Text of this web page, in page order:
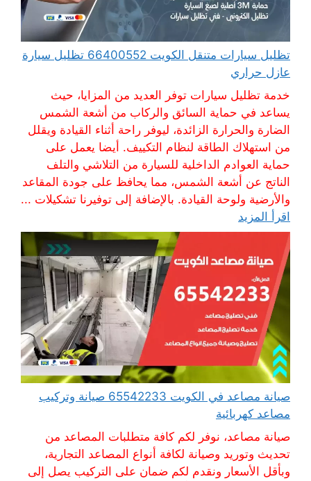
تظليل سيارات متنقل الكويت 66400552 تظليل سيارة
عازل حراري
خدمة تظليل سيارات توفر العديد من المزايا، حيث
يساعد في حماية السائق والركاب من أشعة الشمس
الضارة والحرارة الزائدة، ليوفر راحة أثناء القيادة ويقلل
من استهلاك الطاقة لنظام التكييف. أيضا يعمل على
حماية العوادم الداخلية للسيارة من التلاشي والتلف
الناتج عن أشعة الشمس، مما يحافظ على جودة المقاعد
والأرضية ولوحة القيادة. بالإضافة إلى توفيرنا تشكيلات ...
اقرأ المزيد
صيانة مصاعد في الكويت 65542233 صيانة وتركيب
مصاعد كهربائية
صيانة مصاعد، نوفر لكم كافة متطلبات المصاعد من
تحديث وتوريد وصيانة لكافة أنواع المصاعد التجارية،
وبأقل الأسعار ونقدم لكم ضمان على التركيب يصل إلى